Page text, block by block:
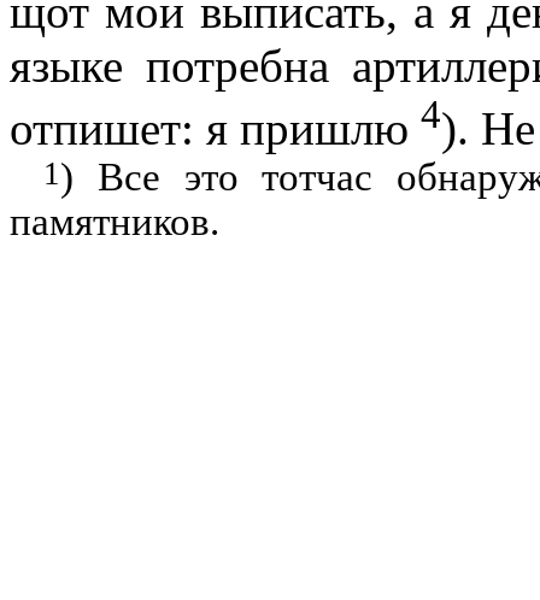
щот мои выписать, а я
языке потребна
отпишет: я пришлю 4).
1 ) Все это тотчас
памятников.